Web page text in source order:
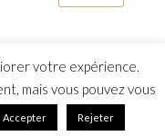
votre expérience.
mais vous pouvez vous
Accepter Rejeter